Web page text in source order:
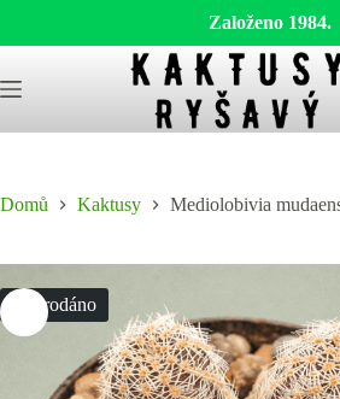
Založeno 1984.
to
content
Domů Kaktusy Mediolobivia
Vyprodáno